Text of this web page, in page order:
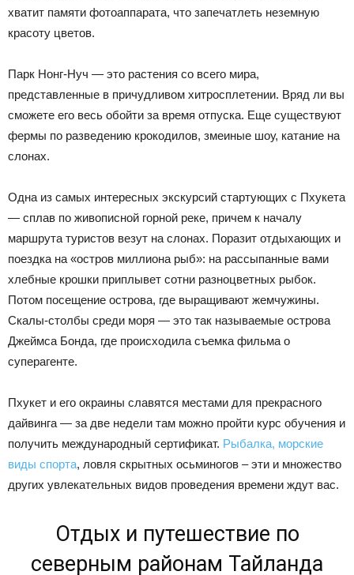
хватит памяти фотоаппарата, что запечатлеть неземную
красоту цветов.
Парк Нонг-Нуч — это растения со всего мира,
представленные в причудливом хитросплетении. Вряд ли вы
сможете его весь обойти за время отпуска. Еще существуют
фермы по разведению крокодилов, змеиные шоу, катание на
слонах.
Одна из самых интересных экскурсий стартующих с Пхукета
— сплав по живописной горной реке, причем к началу
маршрута туристов везут на слонах. Поразит отдыхающих и
поездка на «остров миллиона рыб»: на рассыпанные вами
хлебные крошки приплывет сотни разноцветных рыбок.
Потом посещение острова, где выращивают жемчужины.
Скалы-столбы среди моря — это так называемые острова
Джеймса Бонда, где происходила съемка фильма о
суперагенте.
Пхукет и его окраины славятся местами для прекрасного
дайвинга — за две недели там можно пройти курс обучения и
получить международный сертификат. Рыбалка, морские
виды спорта, ловля скрытных осьминогов – эти и множество
других увлекательных видов проведения времени ждут вас.
Отдых и путешествие по
северным районам Тайланда